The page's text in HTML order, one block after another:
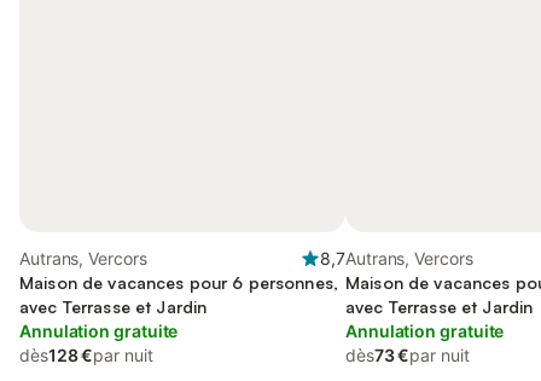
Autrans, Vercors
8,7
Maison de vacances pour 6 personnes,
avec Terrasse et Jardin
Annulation gratuite
dès128 €par nuit
Autrans, Vercors
Maison de vacances
avec Terrasse et Jardin
Annulation gratuite
dès73 €par nuit